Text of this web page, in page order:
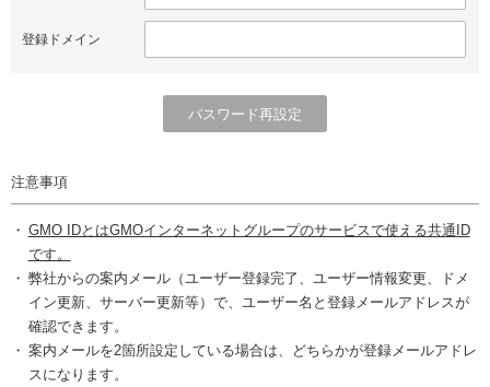
登録ドメイン
注意事項
GMO IDとはGMOインターネットグループのサービスで使える共通ID
です。
弊社からの案内メール（ユーザー登録完了、ユーザー情報変更、ドメ
イン更新、サーバー更新等）で、ユーザー名と登録メールアドレスが
確認できます。
案内メールを2箇所設定している場合は、どちらかが登録メールアドレ
スになります。